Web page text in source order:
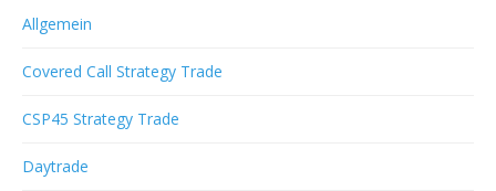
Allgemein
Covered Call Strategy Trade
CSP45 Strategy Trade
Daytrade